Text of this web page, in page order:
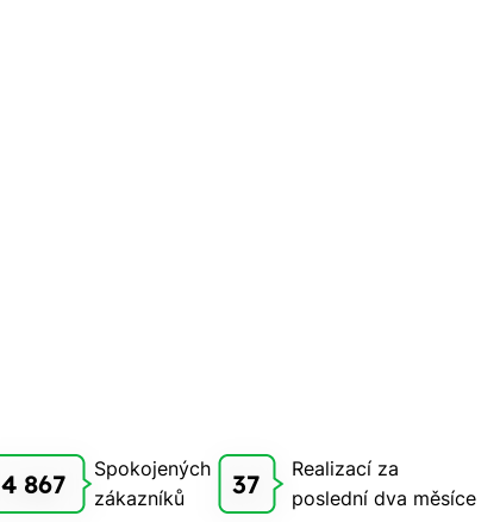
4 867
Spokojených
zákazníků
37
Realizací za
poslední dva měsíce